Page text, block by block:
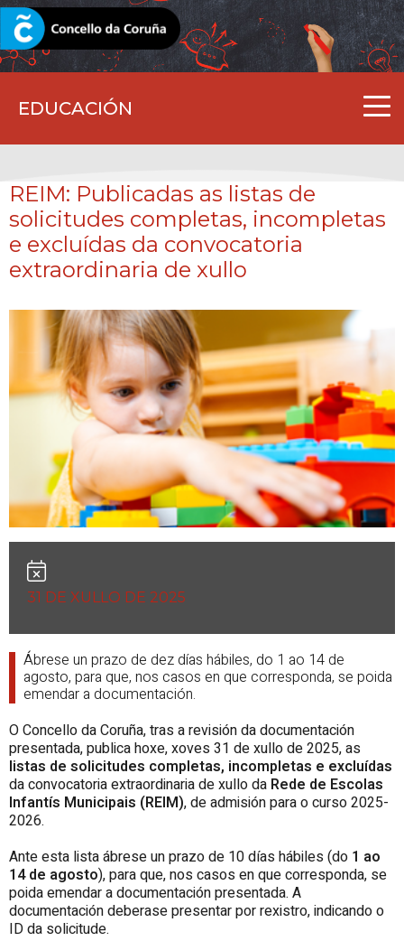
EDUCACIÓN
CORUNA.GAL
REIM: Publicadas as listas de
solicitudes completas, incompletas
e excluídas da convocatoria
extraordinaria de xullo
31 DE XULLO DE 2025
Ábrese un prazo de dez días hábiles, do 1 ao 14 de
agosto, para que, nos casos en que corresponda, se poida
emendar a documentación.
O Concello da Coruña, tras a revisión da documentación
presentada, publica hoxe, xoves 31 de xullo de 2025, as
listas de solicitudes completas, incompletas e excluídas
da convocatoria extraordinaria de xullo da Rede de Escolas
Infantís Municipais (REIM), de admisión para o curso 2025-
2026.
Ante esta lista ábrese un prazo de 10 días hábiles (do 1 ao
14 de agosto), para que, nos casos en que corresponda, se
poida emendar a documentación presentada. A
documentación deberase presentar por rexistro, indicando o
ID da solicitude.